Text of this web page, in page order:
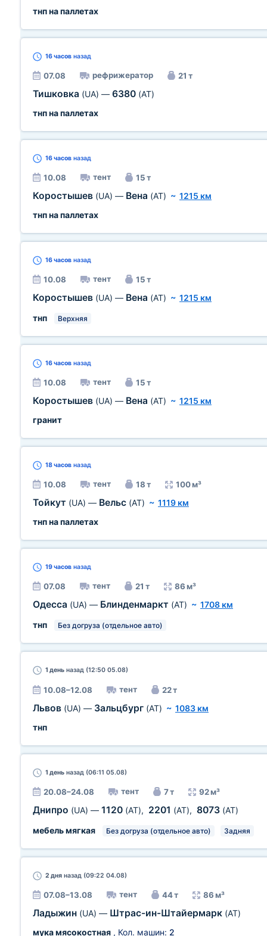
тнп на паллетах
16 часов назад
07.08 рефрижератор 21 т
Тишковка (UA) — 6380 (AT)
тнп на паллетах
16 часов назад
10.08 тент 15 т
Коростышев (UA) — Вена (AT) ~ 1215 км
тнп на паллетах
16 часов назад
10.08 тент 15 т
Коростышев (UA) — Вена (AT) ~ 1215 км
тнп
Верхняя
16 часов назад
10.08 тент 15 т
Коростышев (UA) — Вена (AT) ~ 1215 км
гранит
18 часов назад
10.08 тент 18 т 100 м³
Тойкут (UA) — Вельс (AT) ~ 1119 км
тнп на паллетах
19 часов назад
07.08 тент 21 т 86 м³
Одесса (UA) — Блинденмаркт (AT) ~ 1708 км
тнп
Без догруза (отдельное авто)
1 день назад (12:50 05.08)
10.08–12.08 тент 22 т
Львов (UA) — Зальцбург (AT) ~ 1083 км
тнп
1 день назад (06:11 05.08)
20.08–24.08 тент 7 т 92 м³
Днипро (UA) — 1120 (AT), 2201 (AT), 8073 (AT)
мебель мягкая
Без догруза (отдельное авто) Задняя
2 дня назад (09:22 04.08)
07.08–13.08 тент 44 т 86 м³
Ладыжин (UA) — Штрас-ин-Штайермарк (AT)
мука мясокостная , Кол. машин: 2